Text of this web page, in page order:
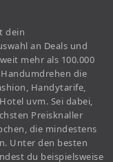
dein
an Deals und
mehr als 100.000
die
Handytarife,
uvm. Sei dabei,
Preisknaller
die mindestens
Unter den besten
du beispielsweise